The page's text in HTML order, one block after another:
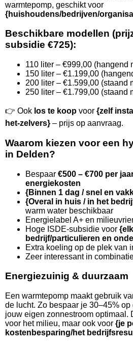
warmtepomp, geschikt voor
{huishoudens/bedrijven/
Beschikbare modellen
subsidie €725):
110 liter – €999,00 (hangend
150 liter – €1.199,00
200 liter – €1.599,00 (staand
250 liter – €1.799,00 (staand
👉 Ook los te koop voor {zelf
het-zelvers} – prijs op aanvraag.
Waarom kiezen voor een
in Delden?
Bespaar €500 – €700 per
energiekosten
{Binnen 1 dag / snel en
{Overal in huis / in het
warm water beschikbaar
Energielabel A+ en
Hoge ISDE-subsidie voor
bedrijf/particulieren en
Extra koeling op de plek van
Zeer interessant in
Energiezuinig & duurzaam
Een warmtepomp maakt gebruik
de lucht. Zo bespaar je 30–45%
jouw eigen zonnestroom optimaal.
voor het milieu, maar ook voor {je
kostenbesparing/het